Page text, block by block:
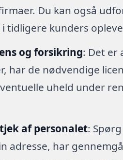
Du kan også
tidligere kunders
og forsikring: Det er
har de nødvendige
uheld under
af personalet:
adresse, har